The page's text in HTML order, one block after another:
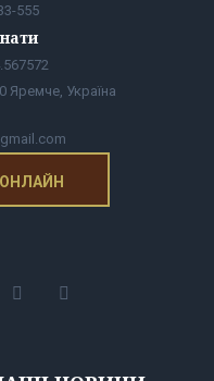
555
Яремче, Україна